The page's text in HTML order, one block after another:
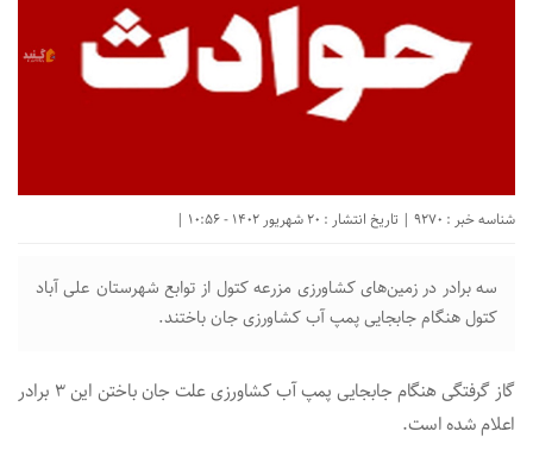
شناسه خبر : 9270 | تاریخ انتشار : 20 شهریور 1402 - 10:56 |
سه برادر در زمین‌های کشاورزی مزرعه کتول از توابع شهرستان علی آباد
کتول هنگام جابجایی پمپ آب کشاورزی جان باختند.
گاز گرفتگی هنگام جابجایی پمپ آب کشاورزی علت جان باختن این ۳ برادر
اعلام شده است.